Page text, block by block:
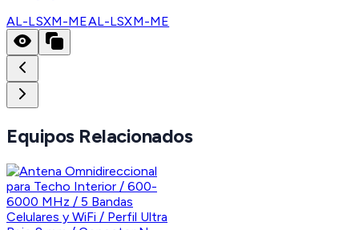
AL-LSXM-MEAL-LSXM-ME
Equipos Relacionados